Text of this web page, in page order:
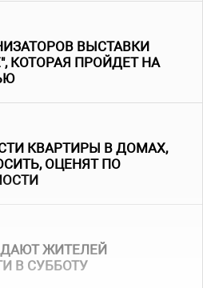
ВЫСТАВКИ
КОТОРАЯ ПРОЙДЕТ НА
КВАРТИРЫ В ДОМАХ,
ОЦЕНЯТ ПО
ЖИТЕЛЕЙ
В СУББОТУ